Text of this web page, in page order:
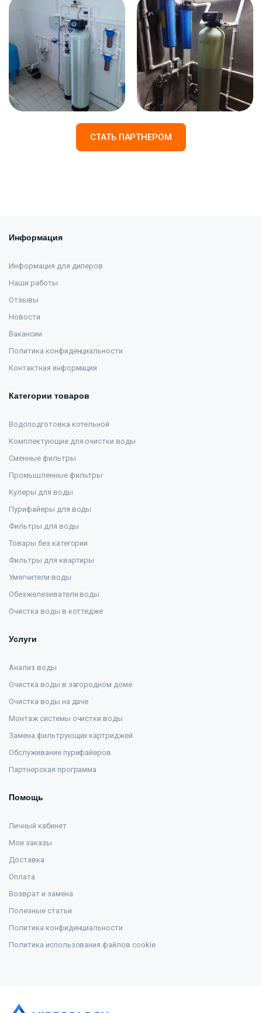
СТАТЬ ПАРТНЕРОМ
Информация
Информация для дилеров
Наши работы
Отзывы
Новости
Вакансии
Политика конфиденциальности
Контактная информация
Категории товаров
Водоподготовка котельной
Комплектующие для очистки воды
Сменные фильтры
Промышленные фильтры
Кулеры для воды
Пурифайеры для воды
Фильтры для воды
Товары без категории
Фильтры для квартиры
Умягчители воды
Обезжелезиватели воды
Очистка воды в коттедже
Услуги
Анализ воды
Очистка воды в загородном доме
Очистка воды на даче
Монтаж системы очистки воды
Замена фильтрующих картриджей
Обслуживание пурифайеров
Партнерская программа
Помощь
Личный кабинет
Мои заказы
Доставка
Оплата
Возврат и замена
Полезные статьи
Политика конфиденциальности
Политика использования файлов cookie